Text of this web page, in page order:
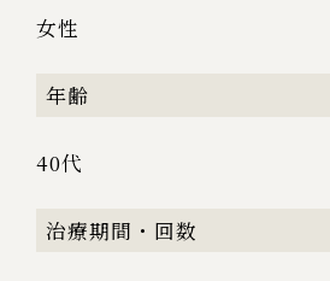
女性
年齢
40代
治療期間・回数